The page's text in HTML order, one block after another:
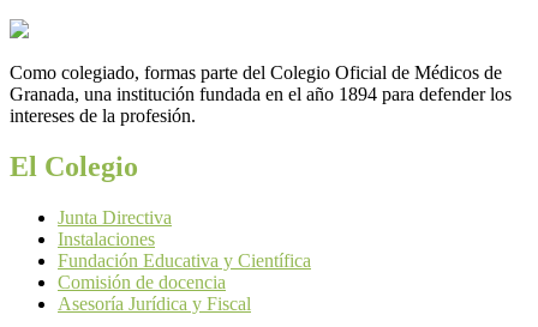
Como colegiado, formas parte del Colegio Oficial de Médicos de
Granada, una institución fundada en el año 1894 para defender los
intereses de la profesión.
El Colegio
Junta Directiva
Instalaciones
Fundación Educativa y Científica
Comisión de docencia
Asesoría Jurídica y Fiscal